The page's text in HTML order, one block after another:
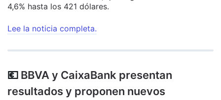
4,6% hasta los 421 dólares.
Lee la noticia completa.
💶 BBVA y CaixaBank presentan
resultados y proponen nuevos